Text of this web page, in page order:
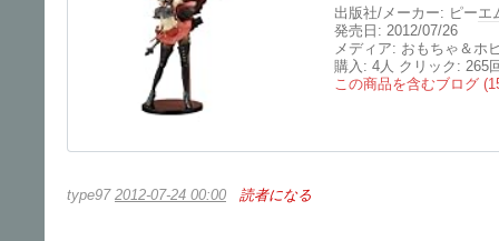
出版社/メーカー: ピーエ
発売日: 2012/07/26
メディア: おもちゃ＆ホ
購入 : 4人 クリック : 265
この商品を含むブログ
type97 2012-07-24 00:00 読者になる